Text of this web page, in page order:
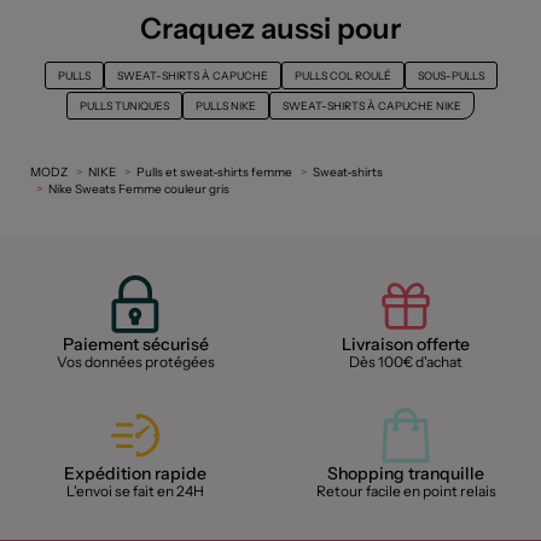
Craquez aussi pour
PULLS SWEAT-SHIRTS À CAPUCHE PULLS COL ROULÉ SOUS-PULLS
PULLS TUNIQUES PULLS NIKE SWEAT-SHIRTS À CAPUCHE NIKE
MODZ NIKE Pulls et sweat-shirts femme
Sweat-shirts
Nike Sweats Femme couleur gris
Paiement sécurisé
Vos données protégées
Livraison offerte
Dès 100€ d'achat
Expédition rapide
L'envoi se fait en 24H
Shopping tranquille
Retour facile en point relais